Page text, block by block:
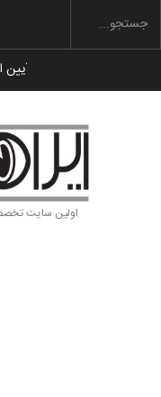
گزارش تصویری
اولین سایت